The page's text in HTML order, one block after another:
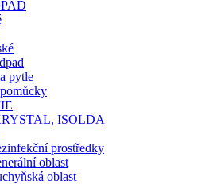
pytle
ISOLDA
prostředky
oblast
oblast